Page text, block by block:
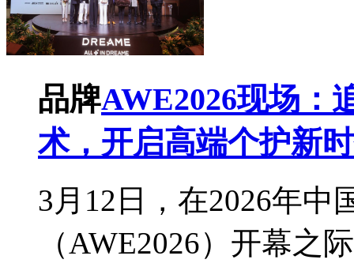
品牌AWE2026现场：
术，开启高端个护新
3月12日，在2026年中
（AWE2026）开幕之